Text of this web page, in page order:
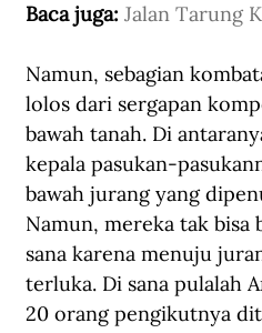
Baca juga: Jalan Tarung
Namun, sebagian
lolos dari sergapan
bawah tanah. Di
kepala pasukan-
bawah jurang yang
Namun, mereka tak
sana karena menuju
terluka. Di sana pulalah
20 orang pengikutnya